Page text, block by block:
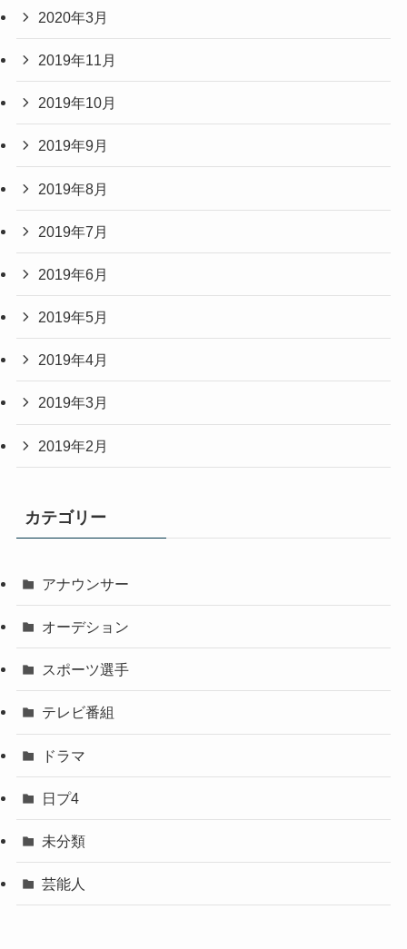
2020年3月
2019年11月
2019年10月
2019年9月
2019年8月
2019年7月
2019年6月
2019年5月
2019年4月
2019年3月
2019年2月
カテゴリー
アナウンサー
オーデション
スポーツ選手
テレビ番組
ドラマ
日プ4
未分類
芸能人